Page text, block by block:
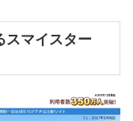
スマイスター